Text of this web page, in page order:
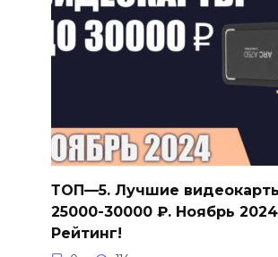
ТОП—5. Лучшие
25000-30000 ₽. Ноябрь
Рейтинг!